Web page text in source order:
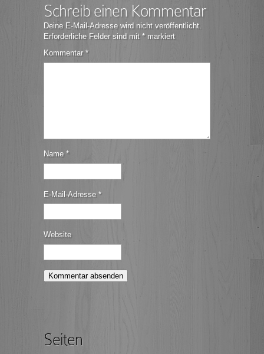
Schreib einen Kommentar
Deine E-Mail-Adresse wird nicht veröffentlicht.
Erforderliche Felder sind mit * markiert
Kommentar*
Name *
E-Mail-Adresse *
Website
Seiten